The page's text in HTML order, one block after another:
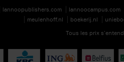
lannoopublishers.com lannoocampus.com
meulenhoff.nl
boekerij.nl
Tous les prix